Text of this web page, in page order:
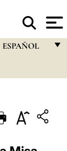
ESPAÑOL
PORTUGUÊS
ESPAÑOL